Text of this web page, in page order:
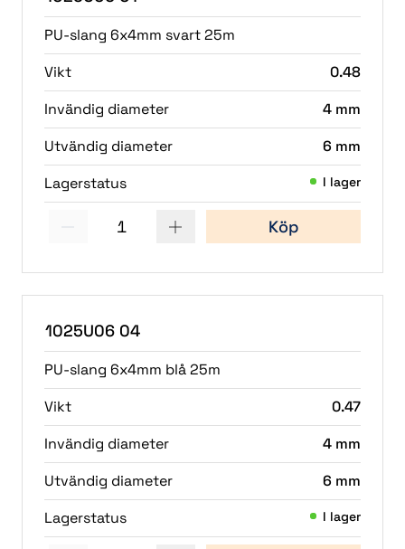
PU-slang 6x4mm svart 25m
Vikt
0.48
Invändig diameter
4 mm
Utvändig diameter
6 mm
Lagerstatus
I lager
(1)
1 Köp
1025U06 04
PU-slang 6x4mm blå 25m
Vikt
0.47
Invändig diameter
4 mm
Utvändig diameter
6 mm
Lagerstatus
I lager